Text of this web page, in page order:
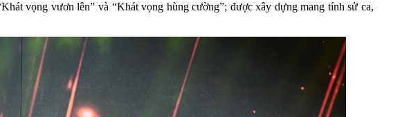
vọng vươn lên” và “Khát vọng hùng cường”; được xây dựng mang tính sử ca,